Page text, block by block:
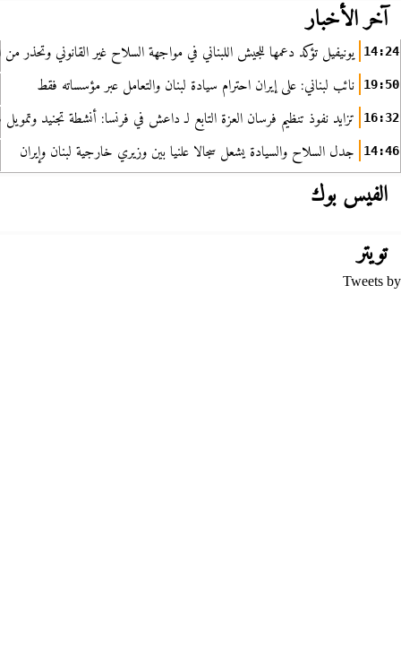
آخر الأخبار
14:24 يونيفيل تؤكد دعمها للجيش اللبناني في مواجهة السلاح غير القانوني وتحذر من
19:50 نائب لبناني: على إيران احترام سيادة لبنان والتعامل عبر مؤسساته فقط
16:32 تزايد نفوذ تنظيم فرسان العزة التابع لـ داعش في فرنسا: أنشطة تجنيد
14:46 جدل السلاح والسيادة يشعل سجالا علنيا بين وزيري خارجية لبنان وإيران
الفيس بوك
تويتر
Tweets by